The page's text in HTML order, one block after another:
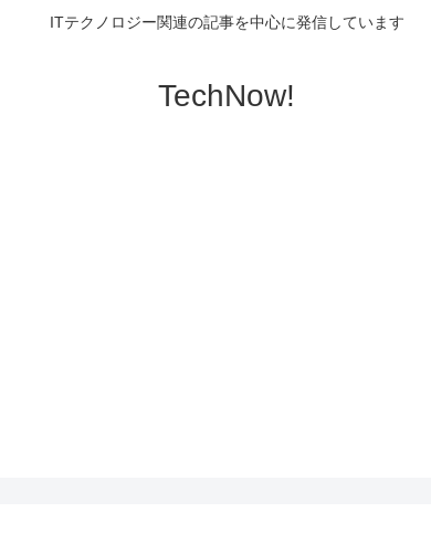
ITテクノロジー関連の記事を中心に発信しています
TechNow!